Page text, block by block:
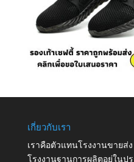
เกี่ยวกับเรา
เราคือตัวแทนโรงงานขายส่ง
โรงงานฐานการผลิตอยู่ในป